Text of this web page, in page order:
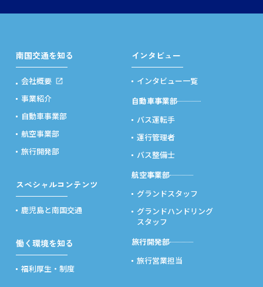
南国交通を知る
会社概要
事業紹介
自動車事業部
航空事業部
旅行開発部
スペシャルコンテンツ
鹿児島と南国交通
働く環境を知る
福利厚生・制度
インタビュー
インタビュー一覧
自動車事業部
バス運転手
運行管理者
バス整備士
航空事業部
グランドスタッフ
グランドハンドリング
スタッフ
旅行開発部
旅行営業担当